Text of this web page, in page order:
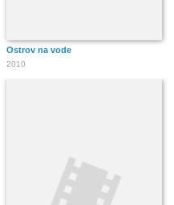
Ostrov na vode
2010